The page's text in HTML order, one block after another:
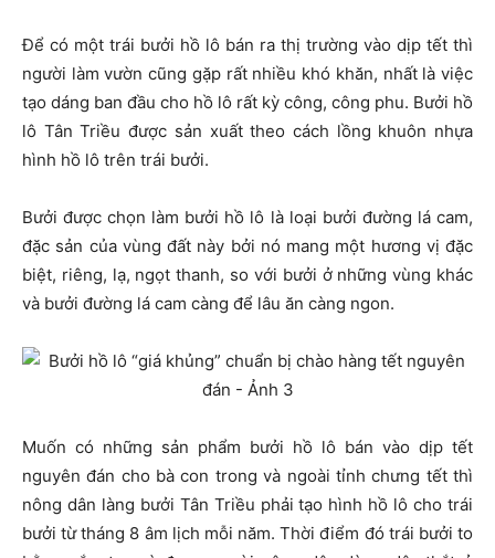
Để có một trái bưởi hồ lô bán ra thị trường vào dịp tết thì
người làm vườn cũng gặp rất nhiều khó khăn, nhất là việc
tạo dáng ban đầu cho hồ lô rất kỳ công, công phu. Bưởi hồ
lô Tân Triều được sản xuất theo cách lồng khuôn nhựa
hình hồ lô trên trái bưởi.
Bưởi được chọn làm bưởi hồ lô là loại bưởi đường lá cam,
đặc sản của vùng đất này bởi nó mang một hương vị đặc
biệt, riêng, lạ, ngọt thanh, so với bưởi ở những vùng khác
và bưởi đường lá cam càng để lâu ăn càng ngon.
Muốn có những sản phẩm bưởi hồ lô bán vào dịp tết
nguyên đán cho bà con trong và ngoài tỉnh chưng tết thì
nông dân làng bưởi Tân Triều phải tạo hình hồ lô cho trái
bưởi từ tháng 8 âm lịch mỗi năm. Thời điểm đó trái bưởi to